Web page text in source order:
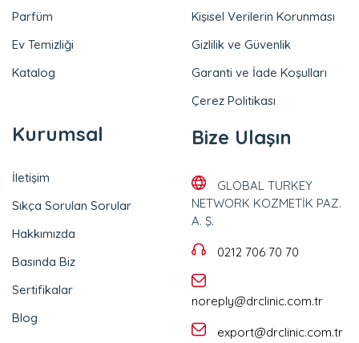
Parfüm
Ev Temizliği
Katalog
Kişisel Verilerin Korunması
Gizlilik ve Güvenlik
Garanti ve İade Koşulları
Çerez Politikası
Kurumsal
İletişim
Sıkça Sorulan Sorular
Hakkımızda
Basında Biz
Sertifikalar
Blog
Bize Ulaşın
GLOBAL TURKEY
NETWORK KOZMETİK PAZ.
A. Ş.
0212 706 70 70
noreply@drclinic.com.tr
export@drclinic.com.tr